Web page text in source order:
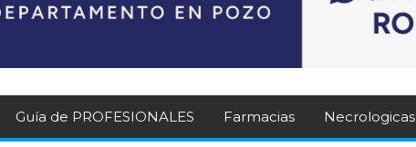
Guía de PROFESIONALES Farmacias Necrologicas